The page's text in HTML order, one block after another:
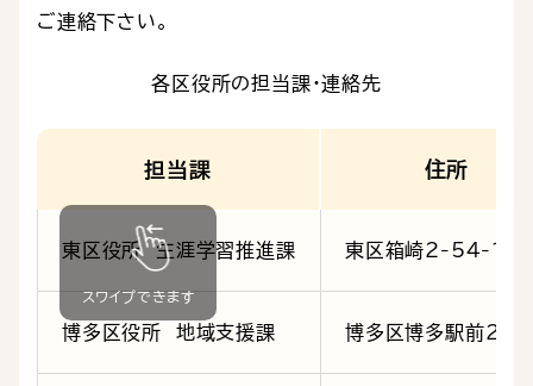
ご連絡下さい。
各区役所の担当課・連絡先
担当課 住所
東区役所 生涯学習推進課 東区箱崎2-54-1
博多区役所 地域支援課 博多区博多駅前2-